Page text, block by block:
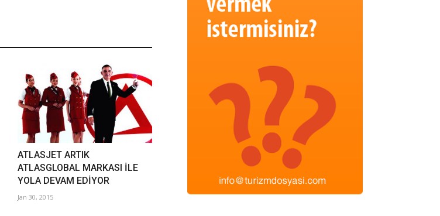
ATLASJET ARTIK
ATLASGLOBAL MARKASI İLE
YOLA DEVAM EDİYOR
Jan 30, 2015